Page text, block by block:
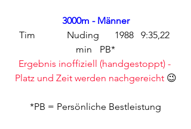
3000m - Männer
Tim		Nuding	1988	 9:35,22
min	PB*
Ergebnis inoffiziell (handgestoppt) -
Platz und Zeit werden nachgereicht 😉
*PB = Persönliche Bestleistung